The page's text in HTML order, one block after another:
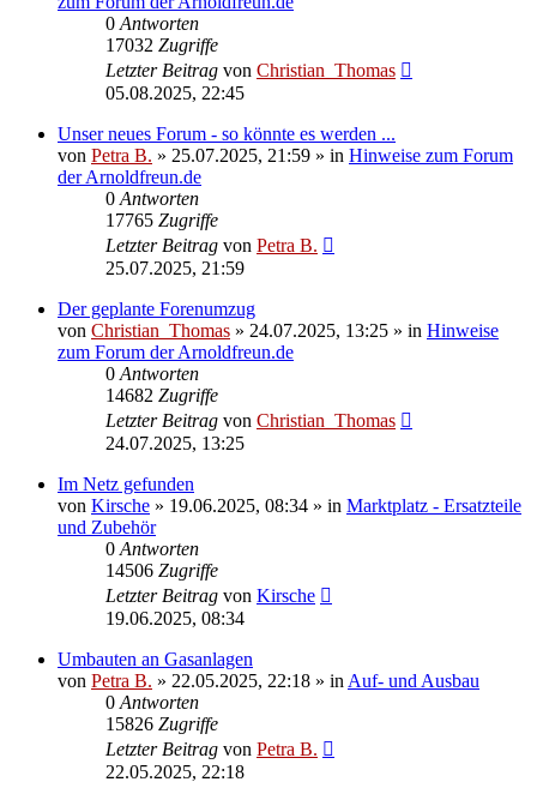
0 Antworten
17032 Zugriffe
Letzter Beitrag von Christian_Thomas
05.08.2025, 22:45
Unser neues Forum - so könnte es werden ...
von Petra B. » 25.07.2025, 21:59 » in Hinweise zum Forum
der Arnoldfreun.de
0 Antworten
17765 Zugriffe
Letzter Beitrag von Petra B.
25.07.2025, 21:59
Der geplante Forenumzug
von Christian_Thomas » 24.07.2025, 13:25 » in Hinweise
zum Forum der Arnoldfreun.de
0 Antworten
14682 Zugriffe
Letzter Beitrag von Christian_Thomas
24.07.2025, 13:25
Im Netz gefunden
von Kirsche » 19.06.2025, 08:34 » in Marktplatz - Ersatzteile
und Zubehör
0 Antworten
14506 Zugriffe
Letzter Beitrag von Kirsche
19.06.2025, 08:34
Umbauten an Gasanlagen
von Petra B. » 22.05.2025, 22:18 » in Auf- und Ausbau
0 Antworten
15826 Zugriffe
Letzter Beitrag von Petra B.
22.05.2025, 22:18